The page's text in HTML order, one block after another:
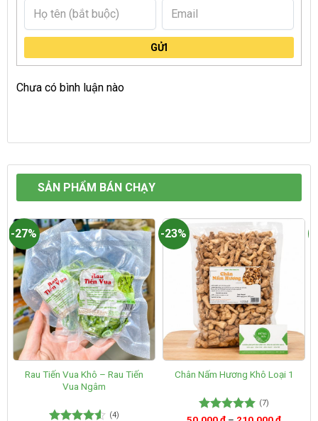
GỬI
Chưa có bình luận nào
SẢN PHẨM BÁN CHẠY
-27%
Rau Tiến Vua Khô – Rau Tiến
Vua Ngâm
(4)
-23%
Chân Nấm Hương Khô Loại 1
(7)